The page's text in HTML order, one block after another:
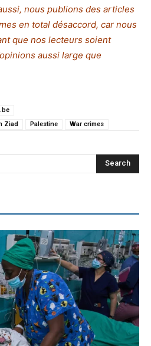
nous publions des articles
en total désaccord, car nous
que nos lecteurs soient
aussi large que
Ziad Palestine War crimes
Search